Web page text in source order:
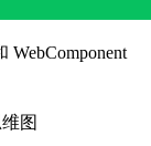
WebComponent
图